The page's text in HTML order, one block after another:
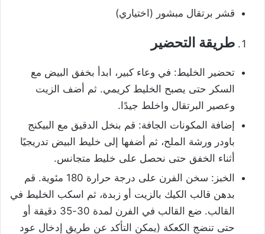
قشر برتقال مبشور (اختياري)
طريقة التحضير
تحضير الخليط: في وعاء كبير، ابدأ بخفق البيض مع
السكر حتى يصبح الخليط كريمي. ثم أضف الزيت
وعصير البرتقال واخلط جيدًا.
إضافة المكونات الجافة: قم بنخل الدقيق مع البيكنج
باودر ورشة الملح، ثم أضفها إلى خليط البيض تدريجيًا
أثناء الخفق حتى نحصل على خليط متجانس.
الخبز: سخن الفرن على درجة حرارة 180 مئوية. قم
بدهن قالب الكيك بالزيت أو زبدة، ثم اسكب الخليط في
القالب. ضع القالب في الفرن لمدة 30-35 دقيقة أو
حتى تنضج الكعكة (يمكن التأكد عن طريق إدخال عود